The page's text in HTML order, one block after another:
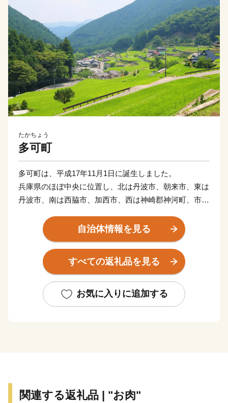
たかちょう
多可町
多可町は、平成17年11月1日に誕生しました。
兵庫県のほぼ中央に位置し、北は丹波市、朝来市、東は
丹波市、南は西脇市、加西市、西は神崎郡神河町、市川
東西13km、南北27km、総面積185.19km2を有し、直線
距離で神戸まで約45km、大阪まで約70kmの距離にあり
地勢的には、周囲を中国山地の山々に囲まれ、杉原川、
舞う幻想的な風景が楽しめる多自然居住の魅力あふれる
町です。
も記載されており、その風土記に登場する大人（おおひ
自治体情報を見る
すべての返礼品を見る
お気に入りに追加する
関連する返礼品 | "お肉"